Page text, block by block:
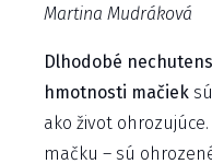
Martina Mudráková
Dlhodobé
hmotnosti mačiek
ako život
mačku – sú